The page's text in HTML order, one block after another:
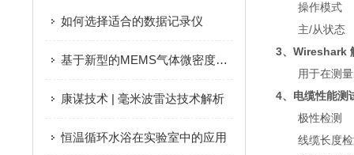
如何选择适合的数据记录仪
基于新型的MEMS气体微密度计的密度和浓度测量应用
康谋技术 | 毫米波雷达技术解析
恒温循环水浴在实验室中的应用
操作模式
主/从状态
3、Wireshark
用于在测
4、电缆性能测
极性检测
线缆长度